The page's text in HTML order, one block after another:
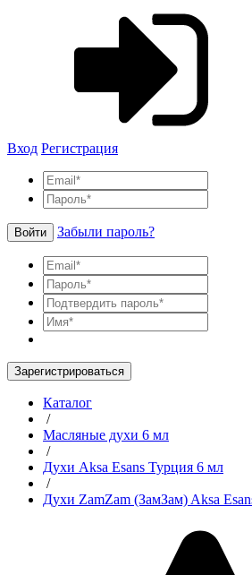
Вход Регистрация
Войти Забыли пароль?
Зарегистрироваться
Каталог
/
Масляные духи 6 мл
/
Духи Aksa Esans Турция 6 мл
/
Духи ZamZam (ЗамЗам) Aksa